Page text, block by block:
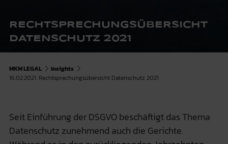
RECHTSPRECHUNGSÜBERSICHT
DATENSCHUTZ 2021
MKM LEGAL
Insights
16.02.2021: Rechtsprechungsübersicht Datenschutz 2021
Seit Einführung der DSGVO beschäftigt das Thema
Datenschutz zunehmend auch die Gerichte.